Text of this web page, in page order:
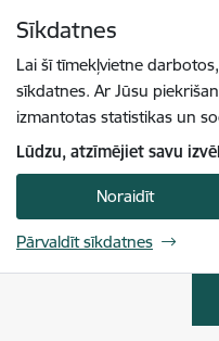
Sīkdatnes
Lai šī tīmekļvietne
sīkdatnes. Ar Jūsu
izmantotas statistikas un
Lūdzu, atzīmējiet savu
Noraidīt
Pārvaldīt sīkdatnes